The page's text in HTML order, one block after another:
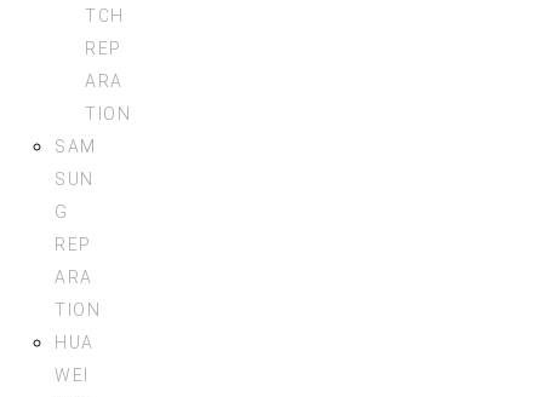
TCH
REP
ARA
TION
SAM
SUN
G
REP
ARA
TION
HUA
WEI